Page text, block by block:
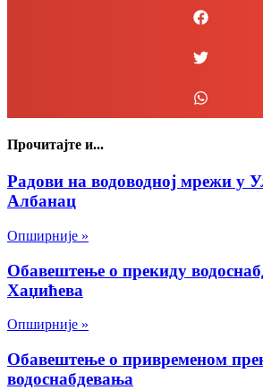
Прочитајте и...
Радови на водоводној мрежи у
Албанац
Опширније »
Обавештење о прекиду
Хаџићева
Опширније »
Обавештење о привременом
водоснабдевања